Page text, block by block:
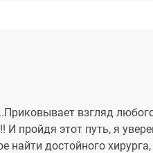
взгляд
пройдя этот путь, я
найти достойного